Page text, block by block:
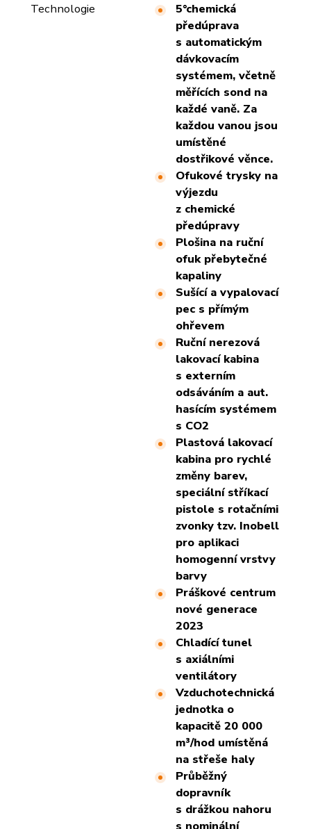
Technologie
5°chemická
předúprava
s automatickým
dávkovacím
systémem, včetně
měřících sond na
každé vaně. Za
každou vanou jsou
umístěné
dostřikové věnce.
Ofukové trysky na
výjezdu
z chemické
předúpravy
Plošina na ruční
ofuk přebytečné
kapaliny
Sušící a vypalovací
pec s přímým
ohřevem
Ruční nerezová
lakovací kabina
s externím
odsáváním a aut.
hasícím systémem
s CO2
Plastová lakovací
kabina pro rychlé
změny barev,
speciální stříkací
pistole s rotačními
zvonky tzv. Inobell
pro aplikaci
homogenní vrstvy
barvy
Práškové centrum
nové generace
2023
Chladící tunel
s axiálními
ventilátory
Vzduchotechnická
jednotka o
kapacitě 20 000
m³/hod umístěná
na střeše haly
Průběžný
dopravník
s drážkou nahoru